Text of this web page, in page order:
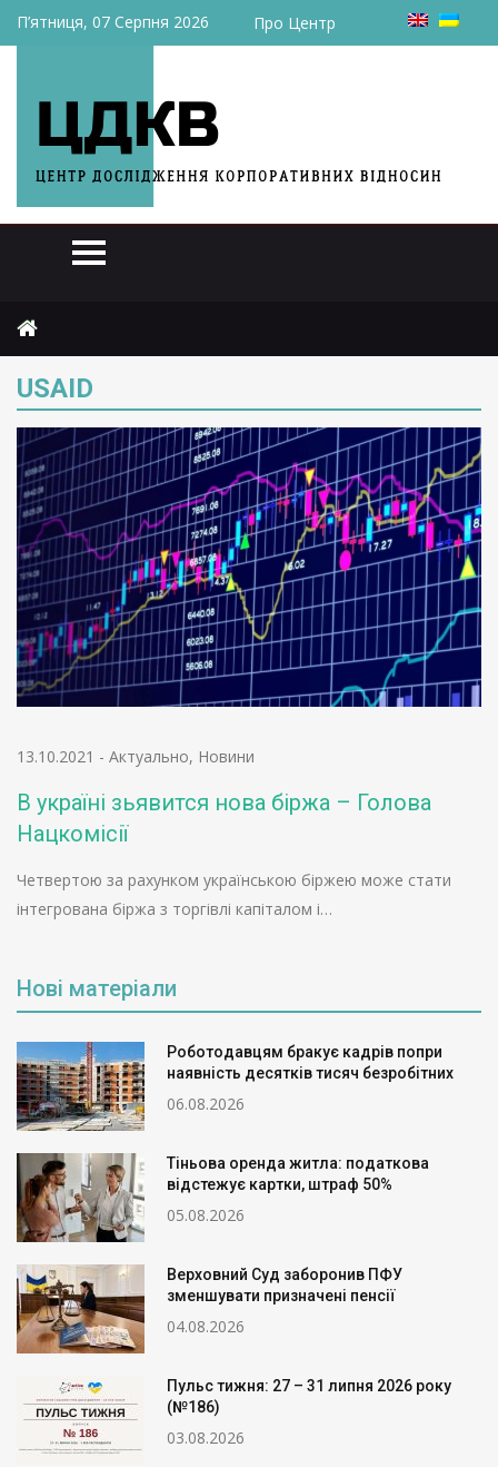
П’ятниця, 07 Серпня 2026 Про Центр
USAID
13.10.2021 - Актуально, Новини
В україні зьявится нова біржа – Голова
Нацкомісії
Четвертою за рахунком українською біржею може стати
інтегрована біржа з торгівлі капіталом і…
Нові матеріали
Роботодавцям бракує кадрів попри
наявність десятків тисяч безробітних
06.08.2026
Тіньова оренда житла: податкова
відстежує картки, штраф 50%
05.08.2026
Верховний Суд заборонив ПФУ
зменшувати призначені пенсії
04.08.2026
Пульс тижня: 27 – 31 липня 2026 року
(№186)
03.08.2026